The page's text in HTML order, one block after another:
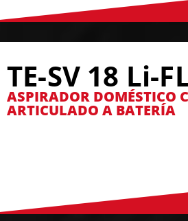
TE-SV 18 Li-
ASPIRADOR DOMÉSTICO
ARTICULADO A BATERÍA